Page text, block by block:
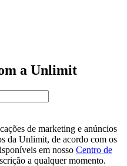
a Unlimit
de marketing e anúncios
da Unlimit, de acordo com os
em nosso Centro de
a qualquer momento.